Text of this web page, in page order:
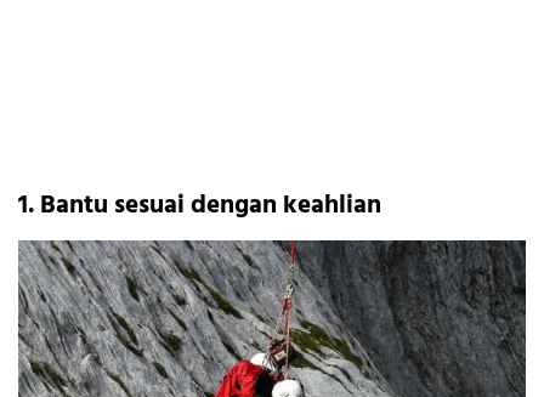
1. Bantu sesuai dengan keahlian